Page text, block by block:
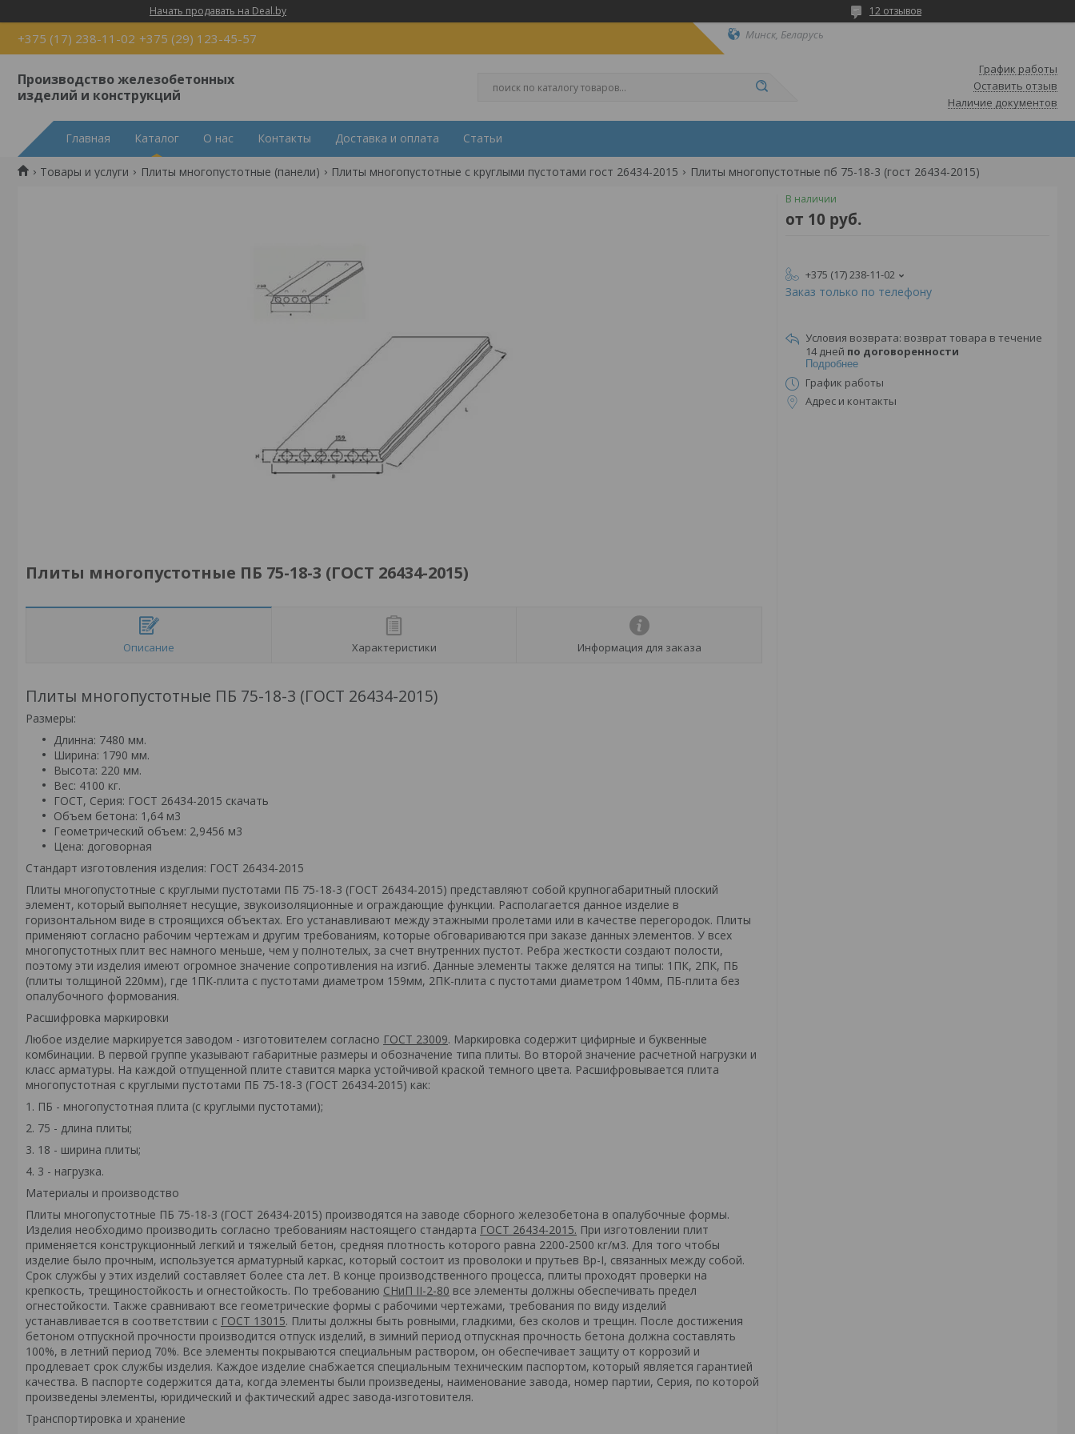
Начать продавать на Deal.by 12 отзывов
+375 (17) 238-11-02 +375 (29) 123-45-57 Минск, Беларусь
Производство железобетонных
изделий и конструкций
График работы
Оставить отзыв
Наличие документов
Главная Каталог О нас Контакты Доставка и оплата Статьи
Товары и услуги Плиты многопустотные (панели) Плиты многопустотные с круглыми пустотами гост 26434-2015 Плиты многопустотные пб 75-18-3 (гост 26434-2015)
Плиты многопустотные ПБ 75-18-3 (ГОСТ 26434-2015)
Описание Характеристики Информация для заказа
Плиты многопустотные ПБ 75-18-3 (ГОСТ 26434-2015)
Размеры:
Длинна: 7480 мм.
Ширина: 1790 мм.
Высота: 220 мм.
Вес: 4100 кг.
ГОСТ, Серия: ГОСТ 26434-2015 скачать
Объем бетона: 1,64 м3
Геометрический объем: 2,9456 м3
Цена: договорная
Стандарт изготовления изделия: ГОСТ 26434-2015
Плиты многопустотные с круглыми пустотами ПБ 75-18-3 (ГОСТ 26434-2015) представляют собой крупногабаритный плоский
элемент, который выполняет несущие, звукоизоляционные и ограждающие функции. Располагается данное изделие в
горизонтальном виде в строящихся объектах. Его устанавливают между этажными пролетами или в качестве перегородок. Плиты
применяют согласно рабочим чертежам и другим требованиям, которые обговариваются при заказе данных элементов. У всех
многопустотных плит вес намного меньше, чем у полнотелых, за счет внутренних пустот. Ребра жесткости создают полости,
поэтому эти изделия имеют огромное значение сопротивления на изгиб. Данные элементы также делятся на типы: 1ПК, 2ПК, ПБ
(плиты толщиной 220мм), где 1ПК-плита с пустотами диаметром 159мм, 2ПК-плита с пустотами диаметром 140мм, ПБ-плита без
опалубочного формования.
Расшифровка маркировки
Любое изделие маркируется заводом - изготовителем согласно ГОСТ 23009. Маркировка содержит цифирные и буквенные
комбинации. В первой группе указывают габаритные размеры и обозначение типа плиты. Во второй значение расчетной нагрузки и
класс арматуры. На каждой отпущенной плите ставится марка устойчивой краской темного цвета. Расшифровывается плита
многопустотная с круглыми пустотами ПБ 75-18-3 (ГОСТ 26434-2015) как:
1. ПБ - многопустотная плита (с круглыми пустотами);
2. 75 - длина плиты;
3. 18 - ширина плиты;
4. 3 - нагрузка.
Материалы и производство
Плиты многопустотные ПБ 75-18-3 (ГОСТ 26434-2015) производятся на заводе сборного железобетона в опалубочные формы.
Изделия необходимо производить согласно требованиям настоящего стандарта ГОСТ 26434-2015. При изготовлении плит
применяется конструкционный легкий и тяжелый бетон, средняя плотность которого равна 2200-2500 кг/м3. Для того чтобы
изделие было прочным, используется арматурный каркас, который состоит из проволоки и прутьев Вр-I, связанных между собой.
Срок службы у этих изделий составляет более ста лет. В конце производственного процесса, плиты проходят проверки на
крепкость, трещиностойкость и огнестойкость. По требованию СНиП II-2-80 все элементы должны обеспечивать предел
огнестойкости. Также сравнивают все геометрические формы с рабочими чертежами, требования по виду изделий
устанавливается в соответствии с ГОСТ 13015. Плиты должны быть ровными, гладкими, без сколов и трещин. После достижения
бетоном отпускной прочности производится отпуск изделий, в зимний период отпускная прочность бетона должна составлять
100%, в летний период 70%. Все элементы покрываются специальным раствором, он обеспечивает защиту от коррозий и
продлевает срок службы изделия. Каждое изделие снабжается специальным техническим паспортом, который является гарантией
качества. В паспорте содержится дата, когда элементы были произведены, наименование завода, номер партии, Серия, по которой
произведены элементы, юридический и фактический адрес завода-изготовителя.
Транспортировка и хранение
В наличии
от 10 руб.
+375 (17) 238-11-02
Заказ только по телефону
возврат товара в течение
14 дней по договоренности
Подробнее
График работы
Адрес и контакты